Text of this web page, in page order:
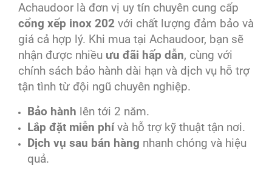
Achaudoor là đơn vị uy tín chuyên cung cấp
cổng xếp inox 202 với chất lượng đảm bảo và
giá cả hợp lý. Khi mua tại Achaudoor, bạn sẽ
nhận được nhiều ưu đãi hấp dẫn, cùng với
chính sách bảo hành dài hạn và dịch vụ hỗ trợ
tận tình từ đội ngũ chuyên nghiệp.
Bảo hành lên tới 2 năm.
Lắp đặt miễn phívà hỗ trợ kỹ thuật tận nơi.
Dịch vụ sau bán hàng nhanh chóng và hiệu
quả.